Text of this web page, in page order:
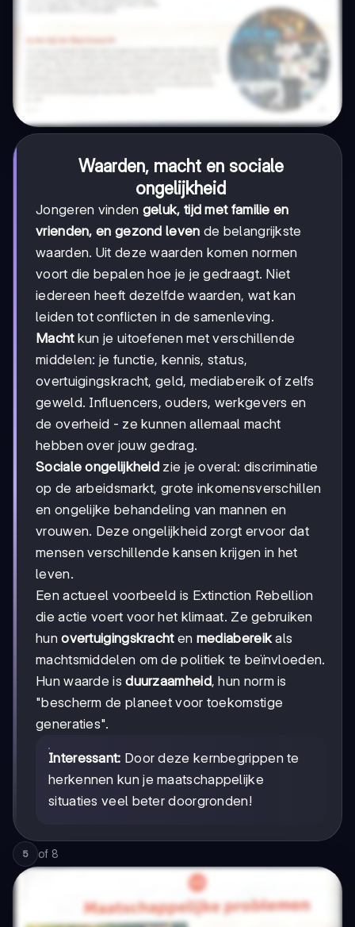
Waarden, macht en sociale
ongelijkheid
Jongeren vinden geluk, tijd met familie en
vrienden, en gezond leven de belangrijkste
waarden. Uit deze waarden komen normen
voort die bepalen hoe je je gedraagt. Niet
iedereen heeft dezelfde waarden, wat kan
leiden tot conflicten in de samenleving.
Machtkun je uitoefenen met verschillende
middelen: je functie, kennis, status,
overtuigingskracht, geld, mediabereik of zelfs
geweld. Influencers, ouders, werkgevers en
de overheid - ze kunnen allemaal macht
hebben over jouw gedrag.
Sociale ongelijkheid zie je overal: discriminatie
op de arbeidsmarkt, grote inkomensverschillen
en ongelijke behandeling van mannen en
vrouwen. Deze ongelijkheid zorgt ervoor dat
mensen verschillende kansen krijgen in het
leven.
Een actueel voorbeeld is Extinction Rebellion
die actie voert voor het klimaat. Ze gebruiken
hunovertuigingskrachten mediabereik als
machtsmiddelen om de politiek te beïnvloeden.
Hun waarde isduurzaamheid, hun norm is
"bescherm de planeet voor toekomstige
generaties".
Interessant: Door deze kernbegrippen te
herkennen kun je maatschappelijke
situaties veel beter doorgronden!
5 of 8